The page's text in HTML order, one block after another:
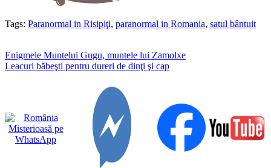
Tags: Paranormal in Risipiţi, paranormal in Romania, satul bântuit
Navigare
în
Enigmele Muntelui Gugu, muntele lui Zamolxe
Leacuri băbeşti pentru dureri de dinţi şi cap